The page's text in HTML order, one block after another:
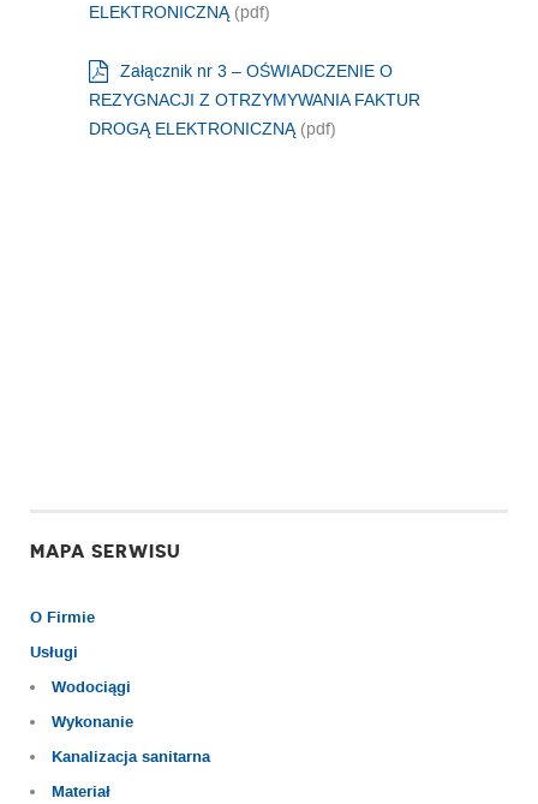
ELEKTRONICZNĄ(pdf)
Załącznik nr 3 – OŚWIADCZENIE O
REZYGNACJI Z OTRZYMYWANIA FAKTUR
DROGĄ ELEKTRONICZNĄ(pdf)
MAPA SERWISU
O Firmie
Usługi
Wodociągi
Wykonanie
Kanalizacja sanitarna
Materiał